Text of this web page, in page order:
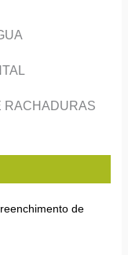
RACHADURAS
de